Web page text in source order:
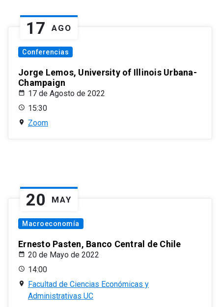
17 AGO
Conferencias
Jorge Lemos, University of Illinois Urbana-
Champaign
17 de Agosto de 2022
15:30
Zoom
20 MAY
Macroeconomía
Ernesto Pasten, Banco Central de Chile
20 de Mayo de 2022
14:00
Facultad de Ciencias Económicas y
Administrativas UC